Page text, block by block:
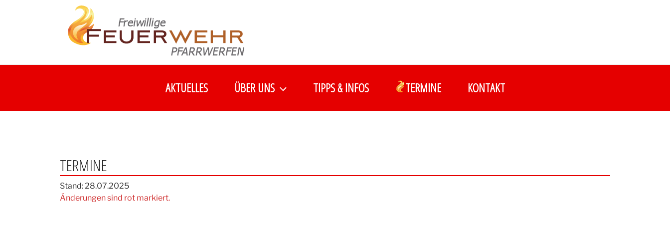
AKTUELLES ÜBER UNS TIPPS & INFOS TERMINE KONTAKT
TERMINE
Stand: 28.07.2025
Änderungen sind rot markiert.